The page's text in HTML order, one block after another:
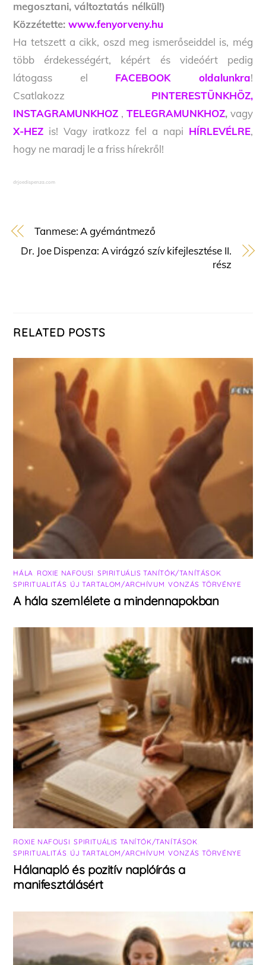
megosztani, változtatás nélkül!)
Közzétette:www.fenyorveny.hu
Ha tetszett a cikk, oszd meg ismerőseiddel is, még
több érdekességért, képért és videóért pedig
látogass el FACEBOOK oldalunkra!
Csatlakozz PINTERESTÜNKHÖZ,
INSTAGRAMUNKHOZ , TELEGRAMUNKHOZ,vagy
X-HEZ is! Vagy iratkozz fel a napi HÍRLEVÉLRE,
hogy ne maradj le a friss hírekről!
drjoedispenza.com
Tanmese: A gyémántmező
Dr. Joe Dispenza: A virágzó szív kifejlesztése II.
rész
RELATED POSTS
HÁLA ROXIE NAFOUSI SPIRITUÁLIS TANÍTÓK/TANÍTÁSOK
SPIRITUALITÁS ÚJ TARTALOM/ARCHÍVUM ,VONZÁS TÖRVÉNYE
A hála szemlélete a mindennapokban
ROXIE NAFOUSI ,SPIRITUÁLIS TANÍTÓK/TANÍTÁSOK
SPIRITUALITÁS ÚJ TARTALOM/ARCHÍVUM ,VONZÁS TÖRVÉNYE
Hálanapló és pozitív naplóírás a
manifesztálásért